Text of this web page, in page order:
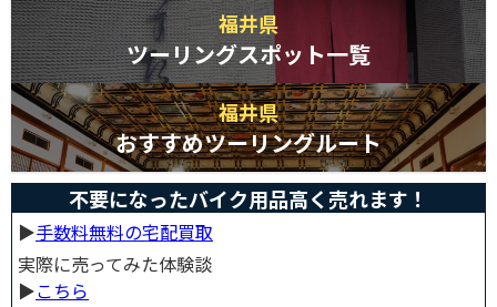
福井県
ツーリングスポット一覧
福井県
おすすめツーリングルート
不要になったバイク用品高く売れます！
▶︎手数料無料の宅配買取
実際に売ってみた体験談
▶︎こちら